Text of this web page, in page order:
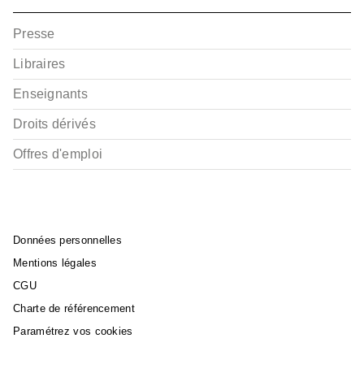
Presse
Libraires
Enseignants
Droits dérivés
Offres d'emploi
Données personnelles
Mentions légales
CGU
Charte de référencement
Paramétrez vos cookies